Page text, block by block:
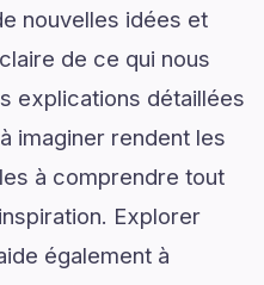
nouvelles idées et
de ce qui nous
explications détaillées
imaginer rendent les
à comprendre tout
Explorer
également à